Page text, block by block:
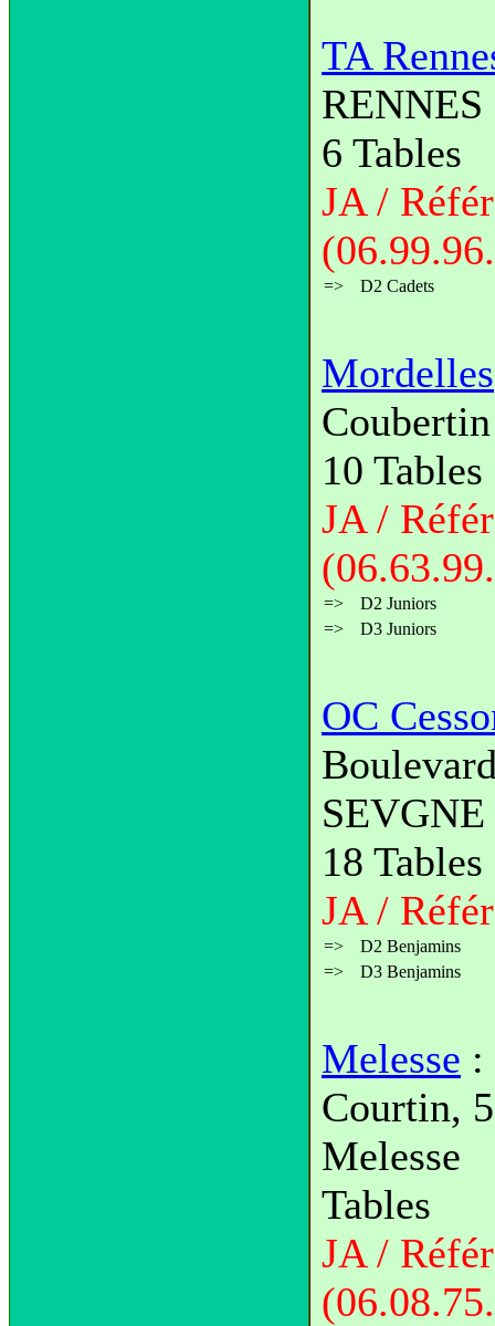
TA
RENNES
6 Tables
JA /
=> D2 Cadets
Mordelles
10 Tables
JA /
=>
D2 Juniors
=>
D3 Juniors
OC
SEVGNE
18 Tables
JA /
=>
D2 Benjamins
=>
D3 Benjamins
Melesse :
Courtin,
Melesse
Tables
JA /